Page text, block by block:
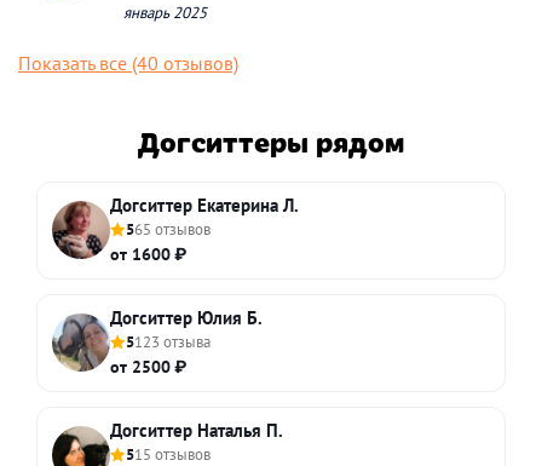
январь 2025
Показать все (40 отзывов)
Догситтеры рядом
Догситтер Екатерина Л.
565 отзывов
от 1600 ₽
Догситтер Юлия Б.
5123 отзыва
от 2500 ₽
Догситтер Наталья П.
515 отзывов